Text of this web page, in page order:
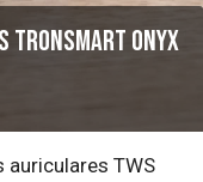
Tronsmart Onyx
auriculares TWS